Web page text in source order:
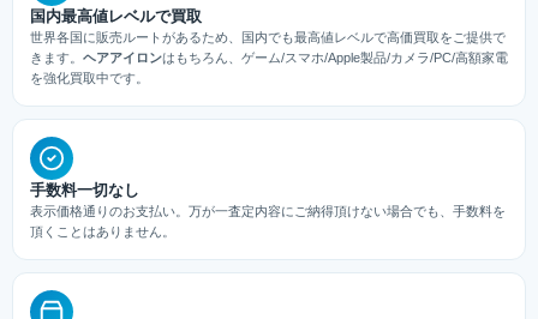
国内最高値レベルで買取
世界各国に販売ルートがあるため、国内でも最高値レベルで高価買取をご提供で
きます。 ヘアアイロンはもちろん、ゲーム/スマホ/Apple製品/カメラ/PC/高額家電
を強化買取中です。
手数料一切なし
表示価格通りのお支払い。万が一査定内容にご納得頂けない場合でも、手数料を
頂くことはありません。